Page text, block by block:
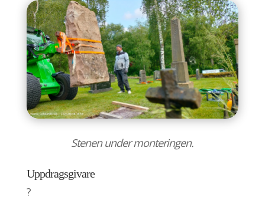
Stenen under monteringen.
Uppdragsgivare
?